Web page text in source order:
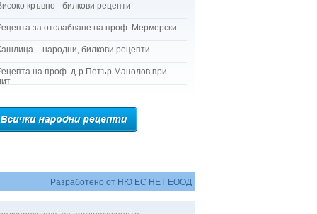
кръвно - билкови рецепти
за отслабване на проф. Мермерски
– народни, билкови рецепти
на проф. д-р Петър Манолов при
Разработено от НЮ ЕС НЕТ ЕООД